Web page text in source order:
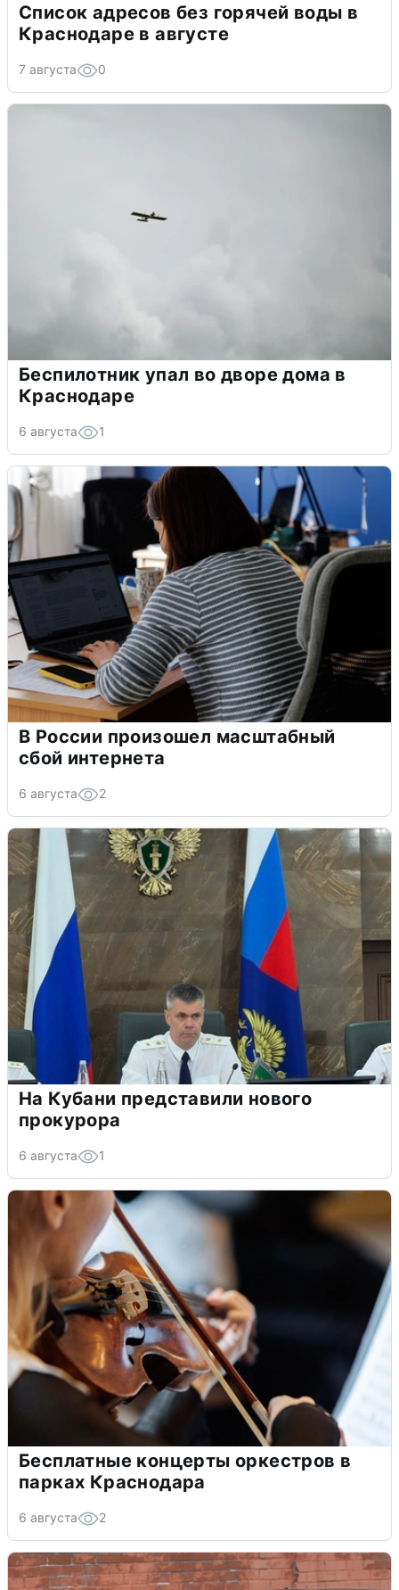
Список адресов без горячей воды в
Краснодаре в августе
7 августа 0
Беспилотник упал во дворе дома в
Краснодаре
6 августа 1
В России произошел масштабный
сбой интернета
6 августа 2
На Кубани представили нового
прокурора
6 августа 1
Бесплатные концерты оркестров в
парках Краснодара
6 августа 2